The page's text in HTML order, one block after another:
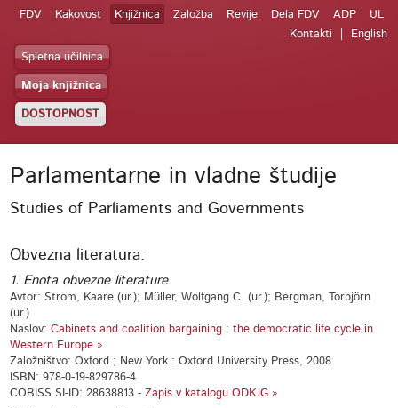
FDV Kakovost Knjižnica Založba Revije Dela FDV ADP
UL
Kontakti
English
Spletna učilnica
Moja knjižnica
DOSTOPNOST
Parlamentarne in vladne študije
Studies of Parliaments and Governments
Obvezna literatura:
1. Enota obvezne literature
Avtor: Strom, Kaare (ur.); Müller, Wolfgang C. (ur.); Bergman, Torbjörn
(ur.)
Naslov:Cabinets and coalition bargaining : the democratic life cycle in
Western Europe »
Založništvo: Oxford ; New York : Oxford University Press, 2008
ISBN: 978-0-19-829786-4
COBISS.SI-ID: 28638813 -Zapis v katalogu ODKJG »